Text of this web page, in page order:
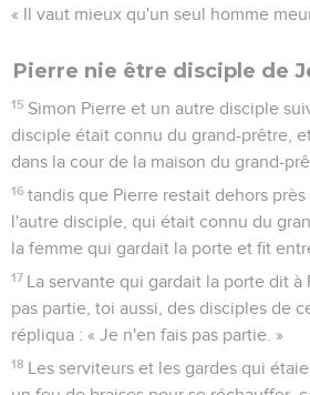
« Il vaut mieux qu'un seul homme
Pierre nie être disciple de
15 Simon Pierre et un autre disciple
disciple était connu du grand-prêtre,
dans la cour de la maison du grand-
16 tandis que Pierre restait dehors
l'autre disciple, qui était connu du
la femme qui gardait la porte et fit
17 La servante qui gardait la porte dit à
pas partie, toi aussi, des disciples de
répliqua : « Je n'en fais pas partie. »
18 Les serviteurs et les gardes qui